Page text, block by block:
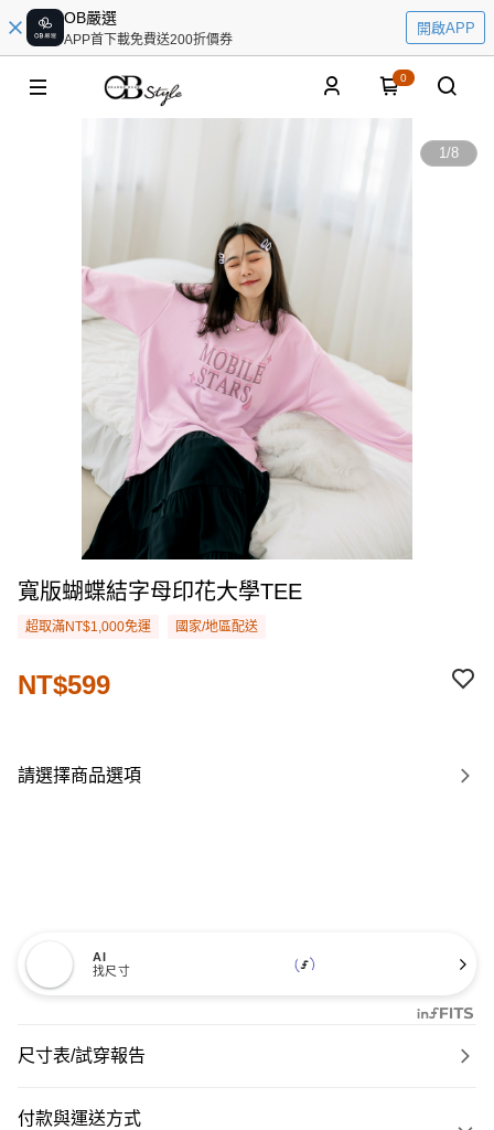
OB嚴選
APP首下載免費送200折價券
開啟APP
0
1/8
寬版蝴蝶結字母印花大學TEE
超取滿NT$1,000免運 國家/地區配送
NT$599
請選擇商品選項
AI
找尺寸
尺寸表/試穿報告
付款與運送方式